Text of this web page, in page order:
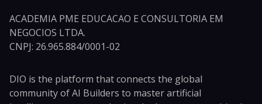
ACADEMIA PME EDUCACAO E CONSULTORIA EM
NEGOCIOS LTDA.
CNPJ: 26.965.884/0001-02
DIO is the platform that connects the global
community of AI Builders to master artificial